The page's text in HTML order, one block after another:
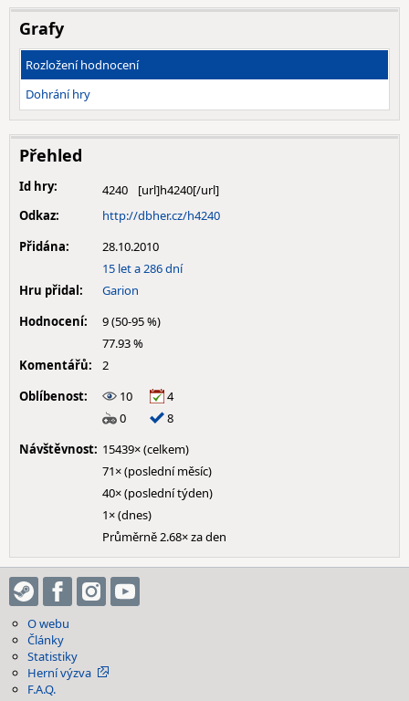
Grafy
Rozložení hodnocení
Dohrání hry
Přehled
Id hry:
4240
Odkaz:
http://dbher.cz/h4240
Přidána:
28.10.2010
15 let a 286 dní
Hru přidal:
Garion
Hodnocení:
9 (50-95 %)
77.93 %
Komentářů:
2
Oblíbenost:
10
4
0
8
Návštěvnost: 15439× (celkem)
71× (poslední měsíc)
40× (poslední týden)
1× (dnes)
Průměrně 2.68× za den
O webu
Články
Statistiky
Herní výzva
F.A.Q.